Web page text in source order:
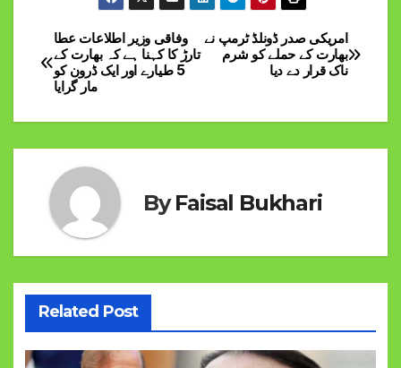
Post
navigation
امریکی صدر ڈونلڈ ٹرمپ نے
بھارت کے حملے کو شرم
ناک قرار دے دیا
وفاقی وزیر اطلاعات عطا
تارڑ کا کہنا ہے کہ بھارت کے
5 طیارے اور ایک ڈرون کو
مار گرایا
ByFaisal Bukhari
Related Post